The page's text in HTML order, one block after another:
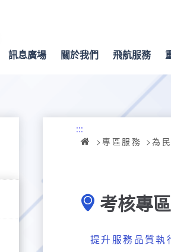
訊息廣場 關於我們 飛航服務
:::
專區服務
為
考核專區
提升服務品質執